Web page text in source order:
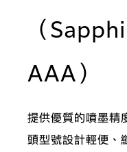
（
AAA）
提供優質的噴墨精
頭型號設計輕便、